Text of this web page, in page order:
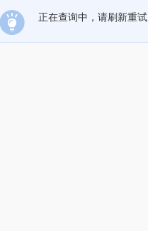
正在查询中，请刷新重试